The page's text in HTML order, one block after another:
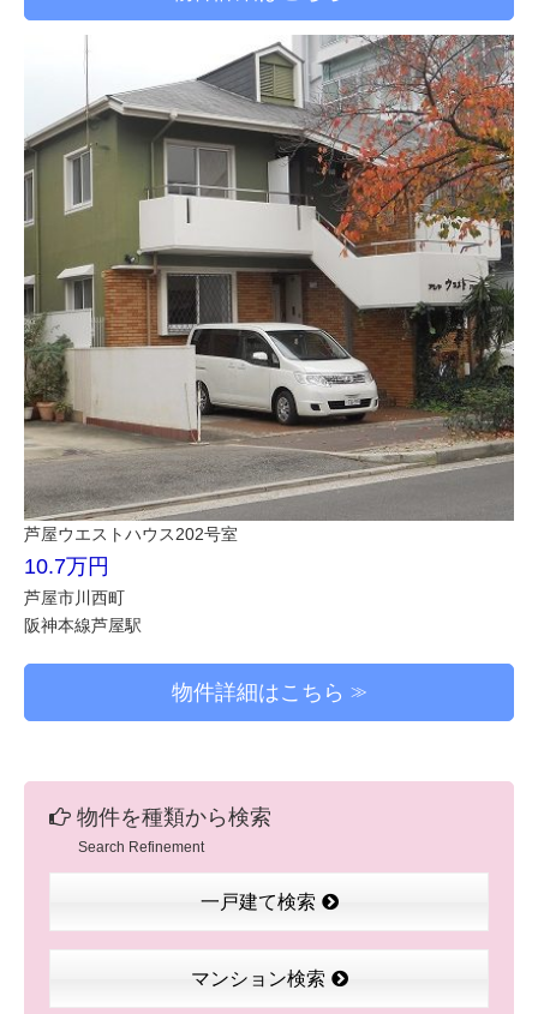
芦屋ウエストハウス202号室
10.7万円
芦屋市川西町
阪神本線芦屋駅
物件詳細はこちら
物件を種類から検索
Search Refinement
一戸建て検索
マンション検索